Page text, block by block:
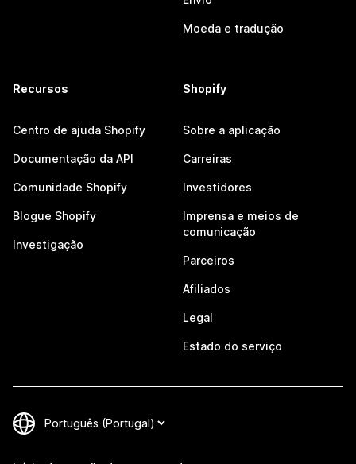
Moeda e tradução
Recursos
Centro de ajuda Shopify
Documentação da API
Comunidade Shopify
Blogue Shopify
Investigação
Shopify
Sobre a aplicação
Carreiras
Investidores
Imprensa e meios de
comunicação
Parceiros
Afiliados
Legal
Estado do serviço